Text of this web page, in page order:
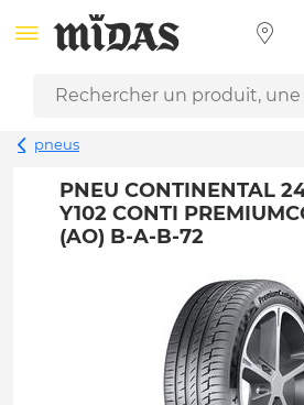
pneus
PNEU CONTINENTAL
Y102 CONTI
(AO) B-A-B-72